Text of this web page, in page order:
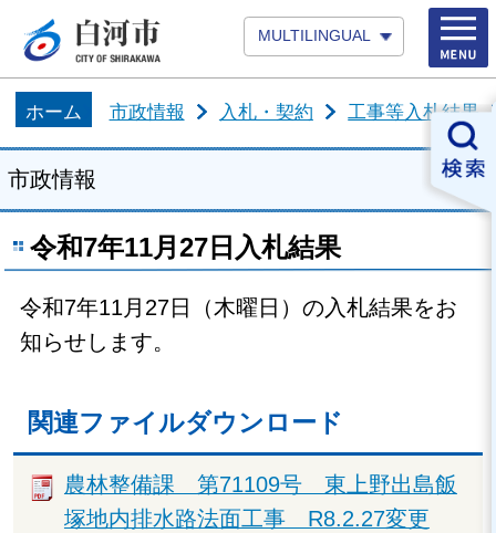
MULTILINGUAL
ホーム 市政情報 入札・契約 工事等入札結果
市政情報
令和7年11月27日入札結果
令和7年11月27日（木曜日）の入札結果をお
知らせします。
関連ファイルダウンロード
農林整備課 第71109号 東上野出島飯
塚地内排水路法面工事 R8.2.27変更